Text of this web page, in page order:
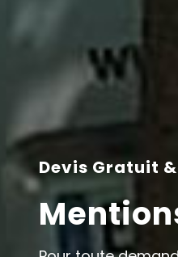
Devis Gratuit